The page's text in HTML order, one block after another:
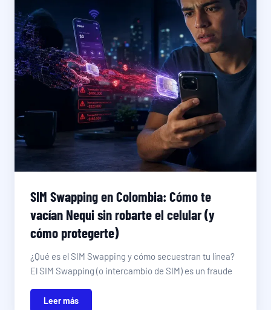
SIM Swapping en Colombia: Cómo te
vacían Nequi sin robarte el celular (y
cómo protegerte)
¿Qué es el SIM Swapping y cómo secuestran tu línea?
El SIM Swapping (o intercambio de SIM) es un fraude
Leer más